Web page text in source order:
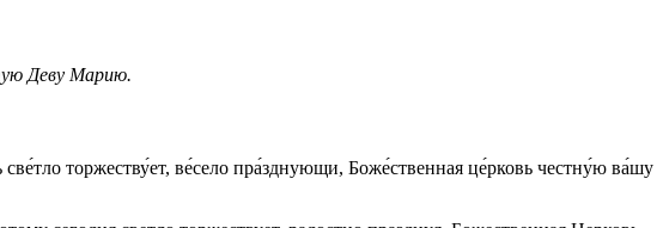
Деву Марию.
торжеству́ет, ве́село пра́зднующи, Боже́ственная це́рковь честну́ю ва́шу